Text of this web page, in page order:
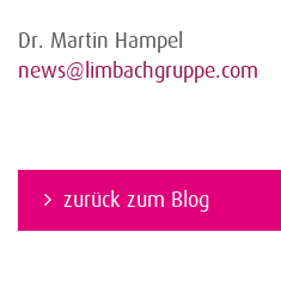
Dr. Martin Hampel
news@limbachgruppe.com
zurück zum Blog